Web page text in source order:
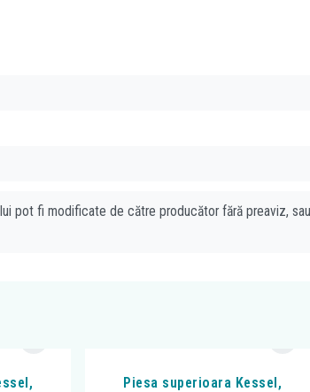
pot fi modificate de către producător fără preaviz,
Piesa superioara Kessel,